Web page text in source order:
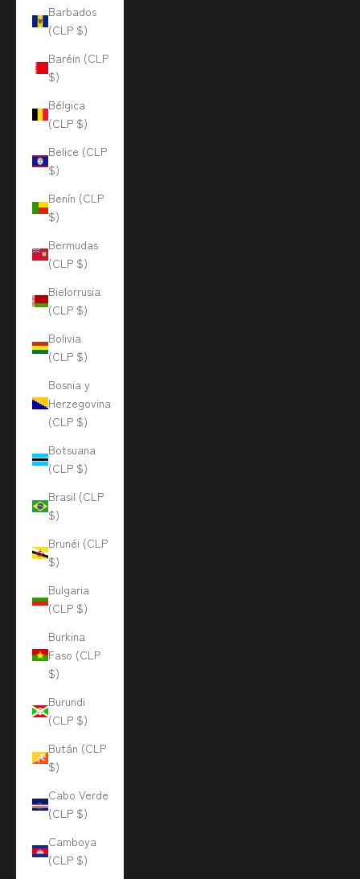
Barbados
(CLP $)
Baréin (CLP
$)
Bélgica
(CLP $)
Belice (CLP
$)
Benín (CLP
$)
Bermudas
(CLP $)
Bielorrusia
(CLP $)
Bolivia
(CLP $)
Bosnia y
Herzegovina
(CLP $)
Botsuana
(CLP $)
Brasil (CLP
$)
Brunéi (CLP
$)
Bulgaria
(CLP $)
Burkina
Faso (CLP
$)
Burundi
(CLP $)
Bután (CLP
$)
Cabo Verde
(CLP $)
Camboya
(CLP $)